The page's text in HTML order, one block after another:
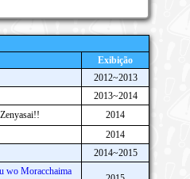
Exibição
2012~2013
2013~2014
2014
2014
2014~2015
wo Moracchaima